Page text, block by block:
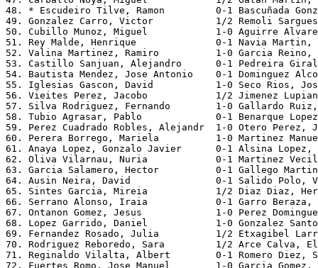
48. * Escudeiro Tilve, Ramon         0-1 Bascuñada
49. Gonzalez Carro, Victor           1/2 Remoli
50. Cubillo Munoz, Miguel            1-0 Aguirre
51. Rey Malde, Henrique              0-1 Navia Martin,
52. Valina Martinez, Ramiro          1-0 Garcia Reino,
53. Castillo Sanjuan, Alejandro      0-1 Pedreira
54. Bautista Mendez, Jose Antonio    0-1 Dominguez
55. Iglesias Gascon, David           1-0 Seco Rios,
56. Vieites Perez, Jacobo            1/2 Jimenez
57. Silva Rodriguez, Fernando        1-0 Gallardo
58. Tubio Agrasar, Pablo             0-1 Benarque
59. Perez Cuadrado Robles, Alejandr  1-0 Otero Perez,
60. Perera Borrego, Mariela          1-0 Martinez
61. Anaya Lopez, Gonzalo Javier      0-1 Alsina Lopez,
62. Oliva Vilarnau, Nuria            0-1 Martinez
63. Garcia Salamero, Hector          0-1 Gallego
64. Ausin Neira, David               0-1 Salido Polo,
65. Sintes Garcia, Mireia            1/2 Diaz Diaz,
66. Serrano Alonso, Iraia            0-1 Garro Beraza,
67. Ontanon Gomez, Jesus             1-0 Perez
68. Lopez Garrido, Daniel            1-0 Gonzalez
69. Fernandez Rosado, Julia          1/2 Etxagibel
70. Rodriguez Reboredo, Sara         1/2 Arce Calva,
71. Reginaldo Vilalta, Albert        0-1 Romero Diez,
72. Fuertes Romo, Jose Manuel        1-0 Garcia Gomez,